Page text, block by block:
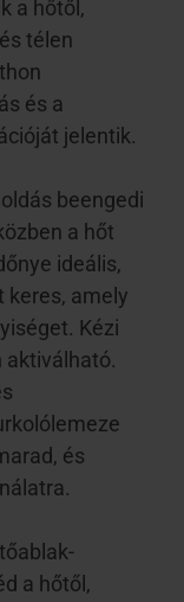
a hőtől,
télen
és a
jelentik.
beengedi
a hőt
ideális,
keres, amely
Kézi
aktiválható.
és
a hőtől,